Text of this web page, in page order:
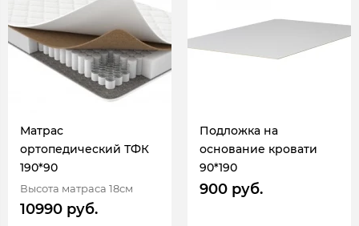
Матрас
ортопедический ТФК
190*90
Высота матраса 18см
10990 руб.
Подложка на
основание кровати
90*190
900 руб.